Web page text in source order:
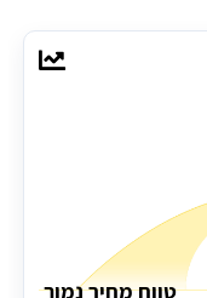
טווח מחיר נמוך